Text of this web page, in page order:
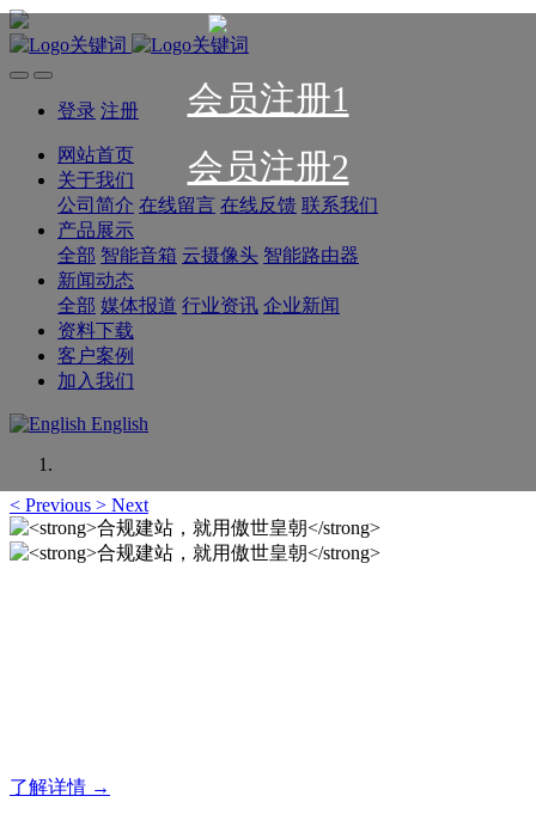
会员注册1
会员注册2
登录 注册
网站首页
关于我们
公司简介 在线留言 在线反馈 联系我们
产品展示
全部 智能音箱 云摄像头 智能路由器
新闻动态
全部 媒体报道 行业资讯 企业新闻
资料下载
客户案例
加入我们
English
< Previous > Next
了解详情 →